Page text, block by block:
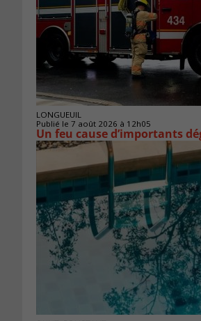
LONGUEUIL
Publié le 7 août 2026 à 12h05
Un feu cause d’importants